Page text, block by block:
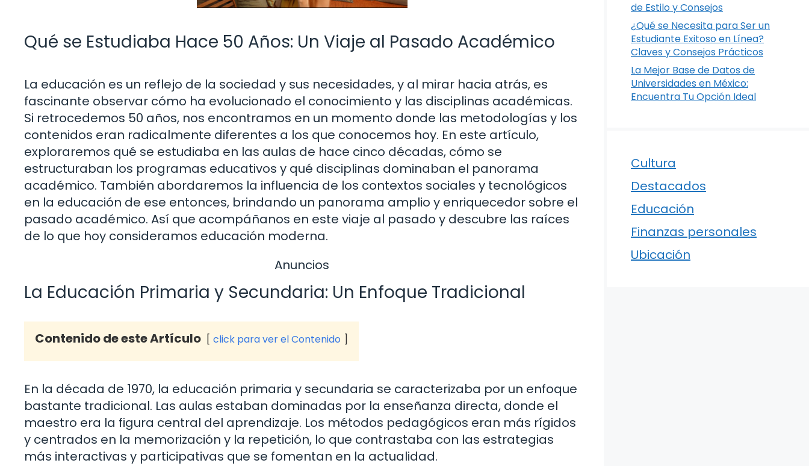
Qué se Estudiaba Hace 50 Años: Un Viaje al Pasado Académico
La educación es un reflejo de la sociedad y sus necesidades, y al mirar hacia atrás, es
fascinante observar cómo ha evolucionado el conocimiento y las disciplinas académicas.
Si retrocedemos 50 años, nos encontramos en un momento donde las metodologías y los
contenidos eran radicalmente diferentes a los que conocemos hoy. En este artículo,
exploraremos qué se estudiaba en las aulas de hace cinco décadas, cómo se
estructuraban los programas educativos y qué disciplinas dominaban el panorama
académico. También abordaremos la influencia de los contextos sociales y tecnológicos
en la educación de ese entonces, brindando un panorama amplio y enriquecedor sobre el
pasado académico. Así que acompáñanos en este viaje al pasado y descubre las raíces
de lo que hoy consideramos educación moderna.
Anuncios
La Educación Primaria y Secundaria: Un Enfoque Tradicional
Contenido de este Artículo click para ver el Contenido
En la década de 1970, la educación primaria y secundaria se caracterizaba por un enfoque
bastante tradicional. Las aulas estaban dominadas por la enseñanza directa, donde el
maestro era la figura central del aprendizaje. Los métodos pedagógicos eran más rígidos
y centrados en la memorización y la repetición, lo que contrastaba con las estrategias
más interactivas y participativas que se fomentan en la actualidad.
de Estilo y Consejos
¿Qué se Necesita para Ser un
Estudiante Exitoso en Línea?
Claves y Consejos Prácticos
La Mejor Base de Datos de
Universidades en México:
Encuentra Tu Opción Ideal
Cultura
Destacados
Educación
Finanzas personales
Ubicación